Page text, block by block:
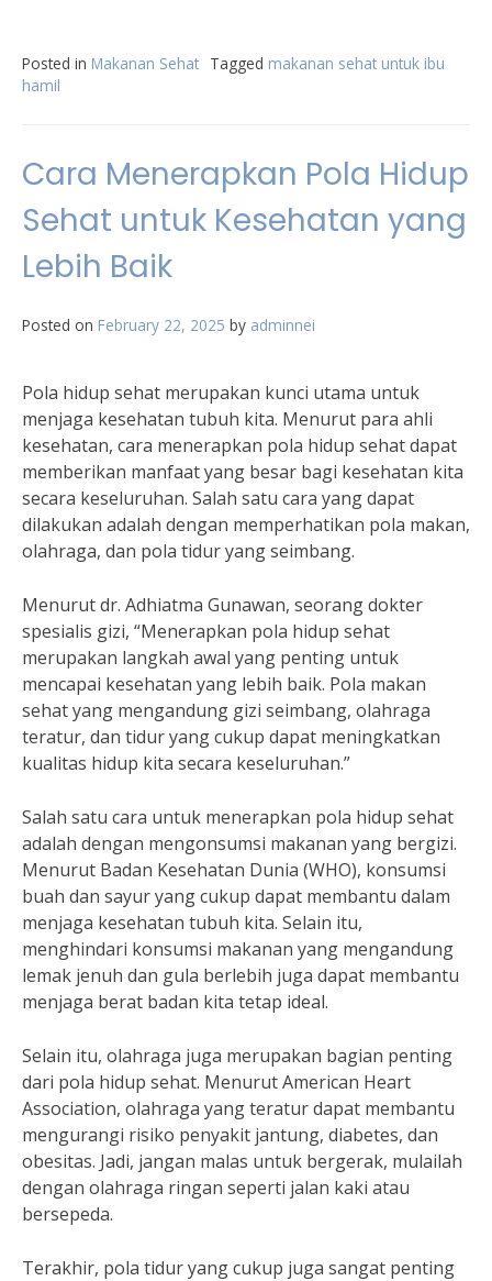
Posted in Makanan Sehat Tagged makanan sehat untuk ibu
hamil
Cara Menerapkan Pola Hidup
Sehat untuk Kesehatan yang
Lebih Baik
Posted on February 22, 2025 by adminnei
Pola hidup sehat merupakan kunci utama untuk
menjaga kesehatan tubuh kita. Menurut para ahli
kesehatan, cara menerapkan pola hidup sehat dapat
memberikan manfaat yang besar bagi kesehatan kita
secara keseluruhan. Salah satu cara yang dapat
dilakukan adalah dengan memperhatikan pola makan,
olahraga, dan pola tidur yang seimbang.
Menurut dr. Adhiatma Gunawan, seorang dokter
spesialis gizi, “Menerapkan pola hidup sehat
merupakan langkah awal yang penting untuk
mencapai kesehatan yang lebih baik. Pola makan
sehat yang mengandung gizi seimbang, olahraga
teratur, dan tidur yang cukup dapat meningkatkan
kualitas hidup kita secara keseluruhan.”
Salah satu cara untuk menerapkan pola hidup sehat
adalah dengan mengonsumsi makanan yang bergizi.
Menurut Badan Kesehatan Dunia (WHO), konsumsi
buah dan sayur yang cukup dapat membantu dalam
menjaga kesehatan tubuh kita. Selain itu,
menghindari konsumsi makanan yang mengandung
lemak jenuh dan gula berlebih juga dapat membantu
menjaga berat badan kita tetap ideal.
Selain itu, olahraga juga merupakan bagian penting
dari pola hidup sehat. Menurut American Heart
Association, olahraga yang teratur dapat membantu
mengurangi risiko penyakit jantung, diabetes, dan
obesitas. Jadi, jangan malas untuk bergerak, mulailah
dengan olahraga ringan seperti jalan kaki atau
bersepeda.
Terakhir, pola tidur yang cukup juga sangat penting